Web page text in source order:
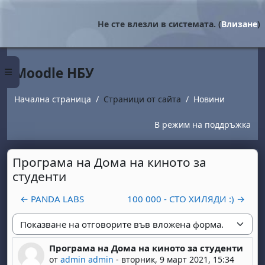
Страничен панел
Не сте влезли в системата. (Влизане)
Moodle НБУ
Начална страница Страници от сайта Новини
В режим на поддръжка
Програма на Дома на киното за
студенти
← PANDA LABS 100 000 - СТО ХИЛЯДИ :) →
Начин на показване
Програма на Дома на киното за студенти
от admin admin - вторник, 9 март 2021, 15:34
Number of replies: 0